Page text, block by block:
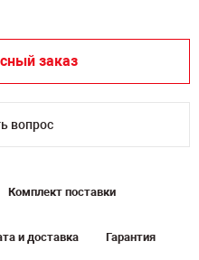
заказ
вопрос
Комплект поставки
и доставка Гарантия